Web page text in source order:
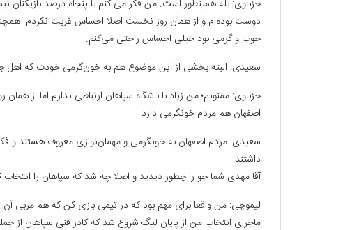
حزباوی: بله همینطور است. من فکر می کنم با پنجاه درصد بازیکنان
دوست بوده‌ام و از همان روز نخست اصلا احساس غربت نکردم. همچنین
خوب و گرمی بود خیلی احساس راحتی می‌کنم.
سعیدی: البته بخشی از این موضوع هم به خون‌گرمی خودت که
حزباوی: ممنونم؛ من زیاد با باشگاه سپاهان ارتباطی ندارم اما از
اصفهان هم مردم خونگرمی دارد.
سعیدی: مردم اصفهان به خونگرمی و مهمان‌نوازی معروف هستند و
داشتند.
آقا مهدی شما جو را چطور دیدید و اصلا چه شد که سپاهان را انتخاب
لیموچی: من واقعا برای مهم بود که در تیمی بازی کن که هم مربی
ماجرای انتخاب من از پایان لیگ شروع شد که کادر فنی سپاهان از